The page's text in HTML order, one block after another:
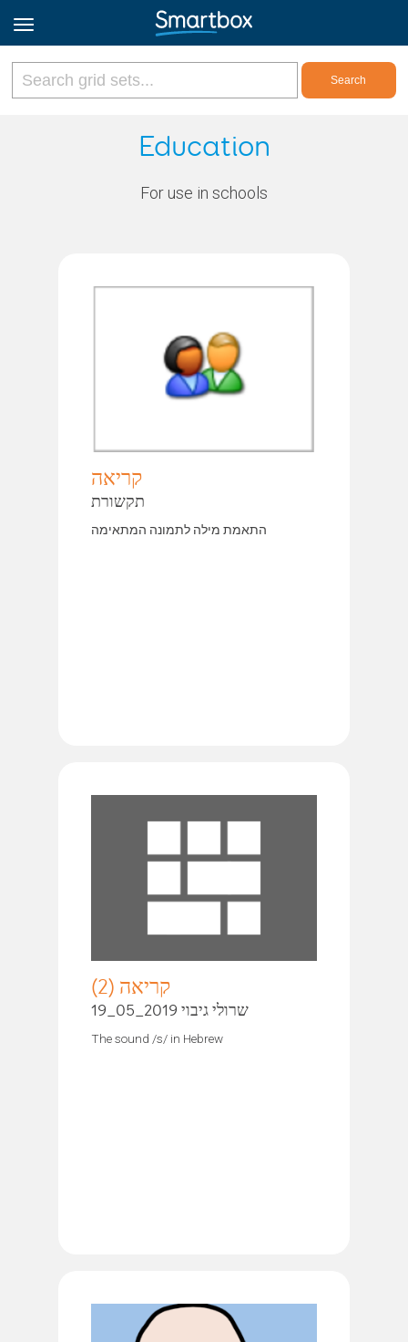
Online Grids
Log in
Education
For use in schools
קריאה
תקשורת
התאמת מילה לתמונה המתאימה
קריאה (2)
שרולי גיבוי 2019_05_19
The sound /s/ in Hebrew